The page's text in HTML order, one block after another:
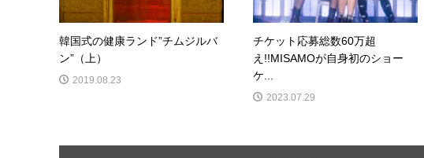
韓国式の健康ランド”チムジルバ
ン”（上）
2019.08.23
チケット応募総数60万超
え!!MISAMOが自身初のショー
ケ...
2023.07.29